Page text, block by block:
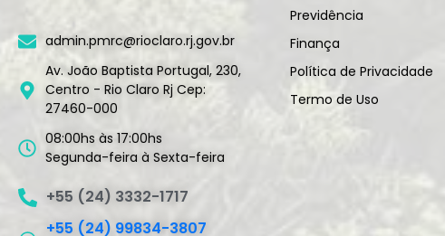
admin.pmrc@rioclaro.rj.gov.br
Av. João Baptista Portugal, 230,
Centro - Rio Claro Rj Cep:
27460-000
08:00hs às 17:00hs
Segunda-feira à Sexta-feira
+55 (24) 3332-1717
+55 (24) 99834-3807
Previdência
Finança
Política de Privacidade
Termo de Uso